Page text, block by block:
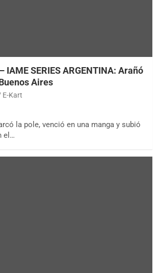
IAME SERIES ARGENTINA: Arañó
Aires
E-Kart
la pole, venció en una manga y subió
el…